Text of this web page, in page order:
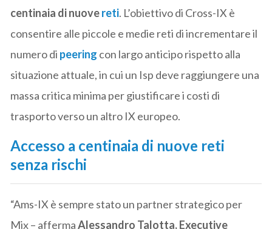
centinaia di nuovereti. L’obiettivo di Cross-IX è
consentire alle piccole e medie reti di incrementare il
numero di peering con largo anticipo rispetto alla
situazione attuale, in cui un Isp deve raggiungere una
massa critica minima per giustificare i costi di
trasporto verso un altro IX europeo.
Accesso a centinaia di nuove reti
senza rischi
“Ams-IX è sempre stato un partner strategico per
Mix – affermaAlessandro Talotta, Executive